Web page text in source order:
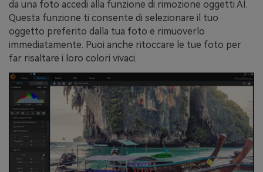
da una foto accedi alla funzione di rimozione oggetti AI.
Questa funzione ti consente di selezionare il tuo
oggetto preferito dalla tua foto e rimuoverlo
immediatamente. Puoi anche ritoccare le tue foto per
far risaltare i loro colori vivaci.